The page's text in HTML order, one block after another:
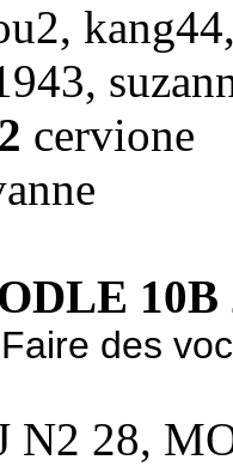
cervione
10B
des
N2 28,